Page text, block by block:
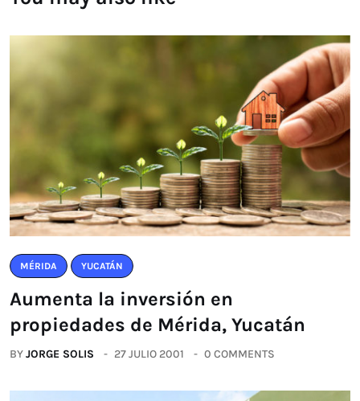
MÉRIDA YUCATÁN
Aumenta la inversión en
propiedades de Mérida, Yucatán
BYJORGE SOLIS 27 JULIO 2001 0 COMMENTS